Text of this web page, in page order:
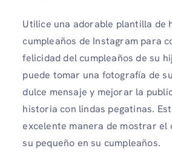
Utilice una adorable plantilla de
cumpleaños de Instagram para
felicidad del cumpleaños de su
puede tomar una fotografía de
dulce mensaje y mejorar la
historia con lindas pegatinas.
excelente manera de mostrar el
su pequeño en su cumpleaños.